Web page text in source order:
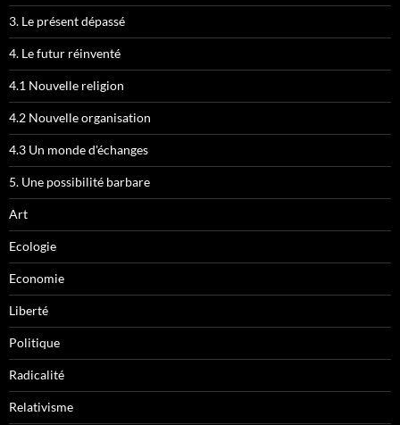
3. Le présent dépassé
4. Le futur réinventé
4.1 Nouvelle religion
4.2 Nouvelle organisation
4.3 Un monde d'échanges
5. Une possibilité barbare
Art
Ecologie
Economie
Liberté
Politique
Radicalité
Relativisme